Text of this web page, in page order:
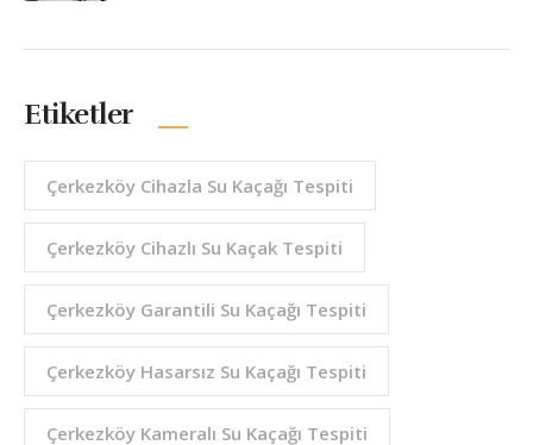
Etiketler
Çerkezköy Cihazla Su Kaçağı Tespiti
Çerkezköy Cihazlı Su Kaçak Tespiti
Çerkezköy Garantili Su Kaçağı Tespiti
Çerkezköy Hasarsız Su Kaçağı Tespiti
Çerkezköy Kameralı Su Kaçağı Tespiti